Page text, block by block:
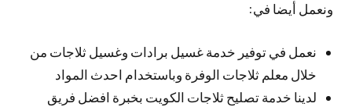
ونعمل أيضا في:
نعمل في توفير خدمة غسيل برادات وغسيل ثلاجات من
خلال معلم ثلاجات الوفرة وباستخدام احدث المواد
لدينا خدمة تصليح ثلاجات الكويت بخبرة افضل فريق